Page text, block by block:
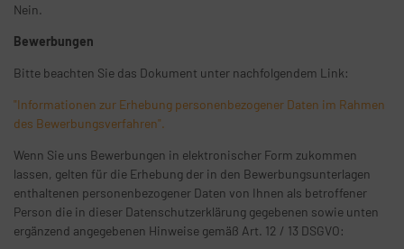
Nein.
Bewerbungen
Bitte beachten Sie das Dokument unter nachfolgendem Link:
"Informationen zur Erhebung personenbezogener Daten im Rahmen
des Bewerbungsverfahren".
Wenn Sie uns Bewerbungen in elektronischer Form zukommen
lassen, gelten für die Erhebung der in den Bewerbungsunterlagen
enthaltenen personenbezogener Daten von Ihnen als betroffener
Person die in dieser Datenschutzerklärung gegebenen sowie unten
ergänzend angegebenen Hinweise gemäß Art. 12 / 13 DSGVO: